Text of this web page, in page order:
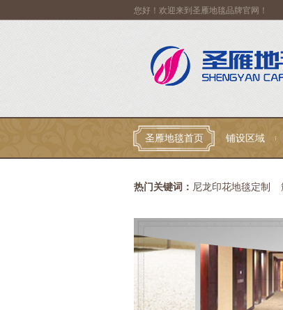
您好！欢迎来到圣雁地毯品牌官网！
圣雁地毯首页 铺设区域
联系我们
热门关键词： 尼龙印花地毯定制